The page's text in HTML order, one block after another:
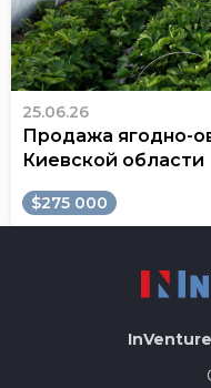
25.06.26
Продажа ягодно-
Киевской области
$275 000
InVenture